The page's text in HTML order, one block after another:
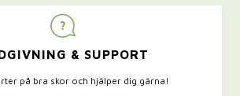
& SUPPORT
på bra skor och hjälper dig gärna!